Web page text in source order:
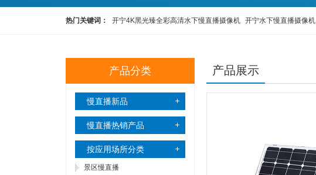
热门关键词： 开宁4K黑光臻全彩高清水下慢直播摄像机 开宁水下慢直播摄像机
产品分类
慢直播新品
慢直播热销产品
按应用场所分类
景区慢直播
产品展示